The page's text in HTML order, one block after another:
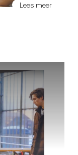
Lees meer